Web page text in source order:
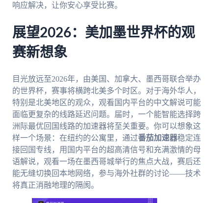
响应解决，让你安心享受比赛。
展望2026：美加墨世界杯的观
赛新想象
目光放远至2026年，由美国、加拿大、墨西哥联合举办
的世界杯，赛事将横跨北美多个时区。对于海外华人，
特别是北美地区的观众，观看国内平台的中文解说可能
面临更复杂的线路延迟问题。届时，一个能智能选择跨
洲际最优回国线路的加速器将至关重要。你可以想象这
样一个场景：在纽约的公寓里，通过番茄加速器稳定连
接回国专线，用国内平台的超高清信号和充满激情的母
语解说，观看一场在墨西哥城举行的焦点大战，赛后还
能无缝切换回本地网络，参与海外社群的讨论——技术
将真正消融地理的隔阂。